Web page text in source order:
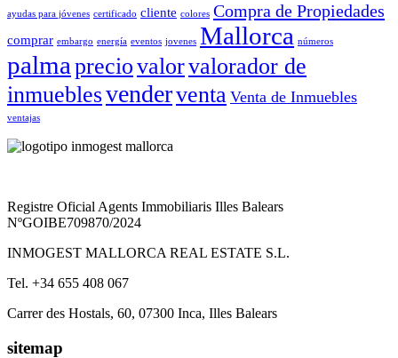
ayudas para jóvenes certificado cliente colores Compra de Propiedades
comprar embargo energía eventos jovenes Mallorca números
palma preciovalorvalorador de
inmueblesvenderventa Venta de Inmuebles
ventajas
Registre Oficial Agents Immobiliaris Illes Balears
NºGOIBE709870/2024
INMOGEST MALLORCA REAL ESTATE S.L.
Tel. +34 655 408 067
Carrer des Hostals, 60, 07300 Inca, Illes Balears
sitemap